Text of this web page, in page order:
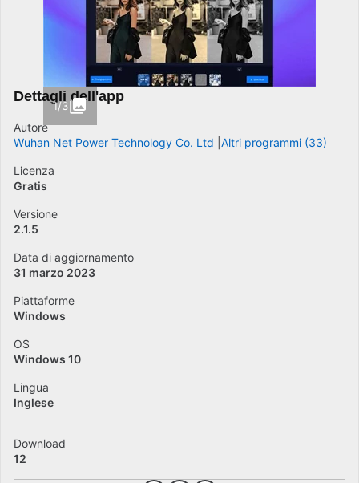
1/3
Dettagli dell'app
Autore
Wuhan Net Power Technology Co. Ltd Altri programmi (33)
Licenza
Gratis
Versione
2.1.5
Data di aggiornamento
31 marzo 2023
Piattaforme
Windows
OS
Windows 10
Lingua
Inglese
Download
12